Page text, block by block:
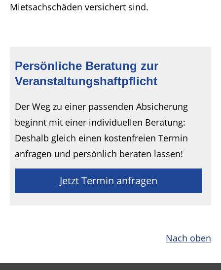
Mietsachschäden versichert sind.
Persönliche Beratung zur
Veranstaltungshaftpflicht
Der Weg zu einer passenden Absicherung
beginnt mit einer individuellen Beratung:
Deshalb gleich einen kostenfreien Termin
anfragen und persönlich beraten lassen!
Jetzt Termin anfragen
Nach oben